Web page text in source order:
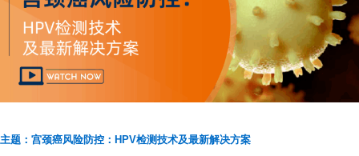
主题：宫颈癌风险防控：HPV检测技术及最新解决方案